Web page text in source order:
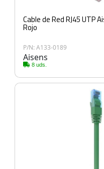
Cable de Red RJ45 UTP
Rojo
P/N: A133-0189
Aisens
8 uds.